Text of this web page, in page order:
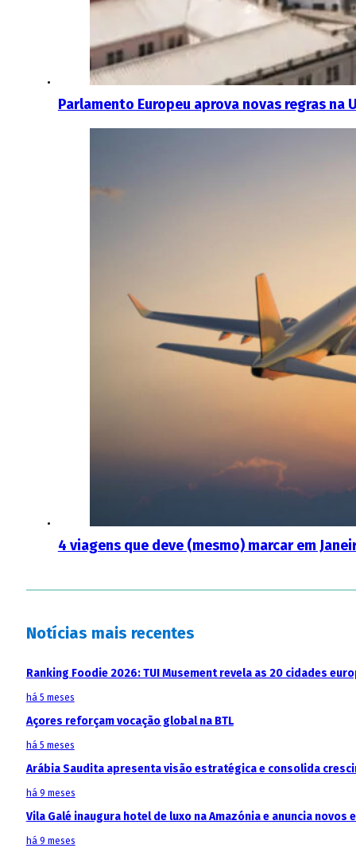
Parlamento Europeu aprova novas regras
4 viagens que deve (mesmo) marcar em
Notícias mais recentes
Ranking Foodie 2026: TUI Musement revela as 20 cidades
há 5 meses
Açores reforçam vocação global na BTL
há 5 meses
Arábia Saudita apresenta visão estratégica e consolida
há 9 meses
Vila Galé inaugura hotel de luxo na Amazónia e anuncia
há 9 meses